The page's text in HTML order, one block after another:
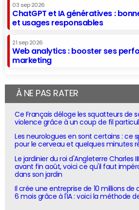
03 sep 2026
ChatGPT et IA génératives :
et usages responsables
21 sep 2026
Web analytics : booster ses
marketing
À NE PAS RATER
Ce Français déloge les squatteurs de
violence grâce à un coup de fil
Les neurologues en sont certains : ce
pour le cerveau et quelques minutes
Le jardinier du roi d'Angleterre Charles
avant fin août, voici ce qu'il faut
dans son jardin
Il crée une entreprise de 10 millions de
6 mois grâce à l'IA : voici la méthode